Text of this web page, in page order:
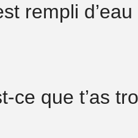
rempli
ce que t’as